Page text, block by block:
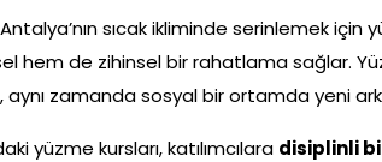
sıcak ikliminde serinlemek için
hem de zihinsel bir rahatlama sağlar.
aynı zamanda sosyal bir ortamda yeni
yüzme kursları, katılımcılara disiplinli